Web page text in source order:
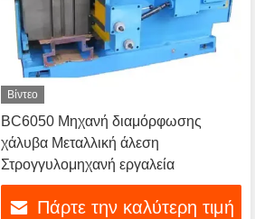
Βίντεο
BC6050 Μηχανή διαμόρφωσης
χάλυβα Μεταλλική άλεση
Στρογγυλομηχανή εργαλεία
Πάρτε την καλύτερη τιμή